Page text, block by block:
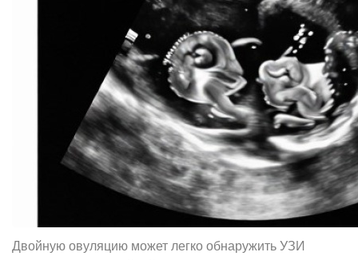
Двойную овуляцию может легко обнаружить УЗИ